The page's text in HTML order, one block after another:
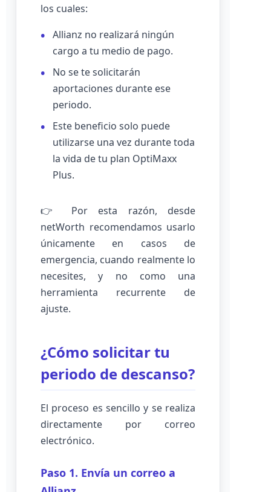
los cuales:
Allianz no realizará ningún
cargo a tu medio de pago.
No se te solicitarán
aportaciones durante ese
periodo.
Este beneficio solo puede
utilizarse una vez durante toda
la vida de tu plan OptiMaxx
Plus.
👉 Por esta razón, desde
netWorth recomendamos usarlo
únicamente en casos de
emergencia, cuando realmente lo
necesites, y no como una
herramienta recurrente de
ajuste.
¿Cómo solicitar tu
periodo de descanso?
El proceso es sencillo y se realiza
directamente por correo
electrónico.
Paso 1. Envía un correo a